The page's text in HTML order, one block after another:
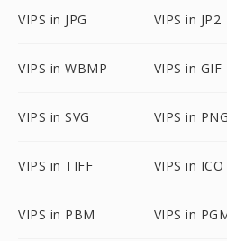
VIPS in JPG VIPS in JP2
VIPS in WBMP VIPS in GIF
VIPS in SVG VIPS in PNG
VIPS in TIFF VIPS in ICO
VIPS in PBM VIPS in